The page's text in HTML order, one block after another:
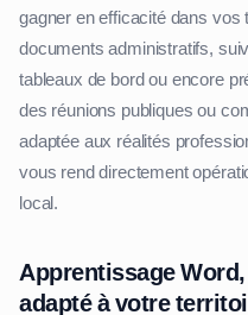
gagner en efficacité dans
documents administratifs,
tableaux de bord ou encore
des réunions publiques ou
adaptée aux réalités
vous rend directement
local.
Apprentissage
adapté à votre